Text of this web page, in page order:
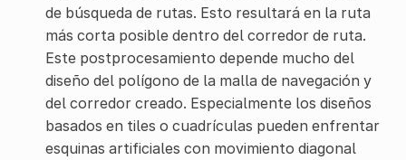
de búsqueda de rutas. Esto resultará en la ruta
más corta posible dentro del corredor de ruta.
Este postprocesamiento depende mucho del
diseño del polígono de la malla de navegación y
del corredor creado. Especialmente los diseños
basados en tiles o cuadrículas pueden enfrentar
esquinas artificiales con movimiento diagonal